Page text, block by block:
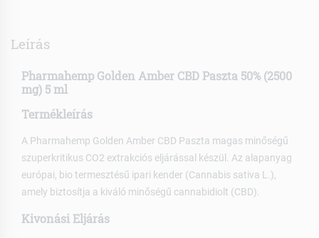
Leírás
Pharmahemp Golden Amber CBD Paszta 50% (2500
mg) 5 ml
Termékleírás
A Pharmahemp Golden Amber CBD Paszta magas minőségű
szuperkritikus CO2 extrakciós eljárással készül. Az alapanyag
európai, bio termesztésű ipari kender (Cannabis sativa L.),
amely biztosítja a kiváló minőségű cannabidiolt (CBD).
Kivonási Eljárás